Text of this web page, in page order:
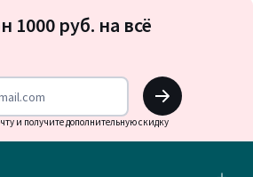
на
1000 руб. на всё
OK
и получите дополнительную скидку